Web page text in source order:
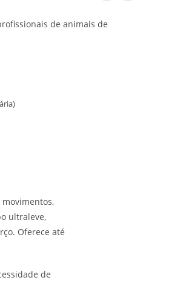
de animais de
ultraleve,
Oferece até
de